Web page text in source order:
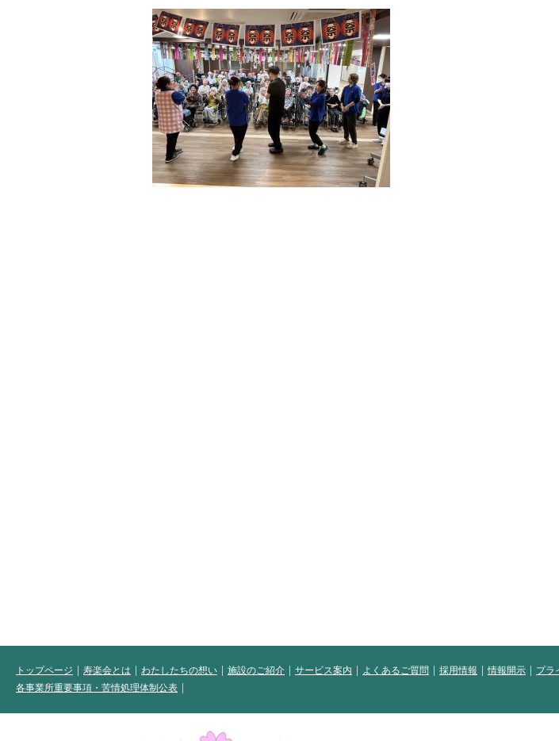
トップページ 寿楽会とは わたしたちの想い 施設のご紹介 サービス案内 よくあるご質問 採用情報 情報開示 プラ
各事業所重要事項・苦情処理体制公表